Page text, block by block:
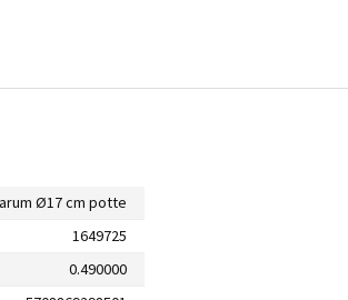
Ø17 cm potte
1649725
0.490000